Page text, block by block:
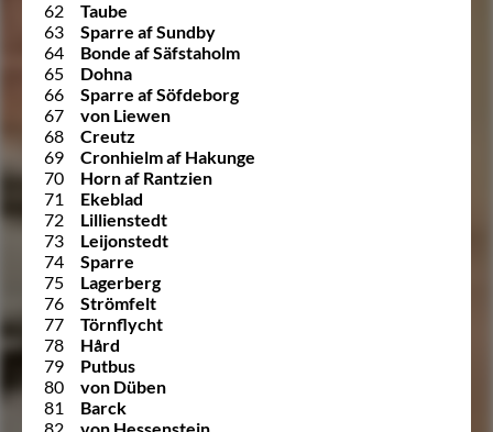
62
Taube
63
Sparre af Sundby
64
Bonde af Säfstaholm
65
Dohna
66
Sparre af Söfdeborg
67
von Liewen
68
Creutz
69
Cronhielm af Hakunge
70
Horn af Rantzien
71
Ekeblad
72
Lillienstedt
73
Leijonstedt
74
Sparre
75
Lagerberg
76
Strömfelt
77
Törnflycht
78
Hård
79
Putbus
80
von Düben
81
Barck